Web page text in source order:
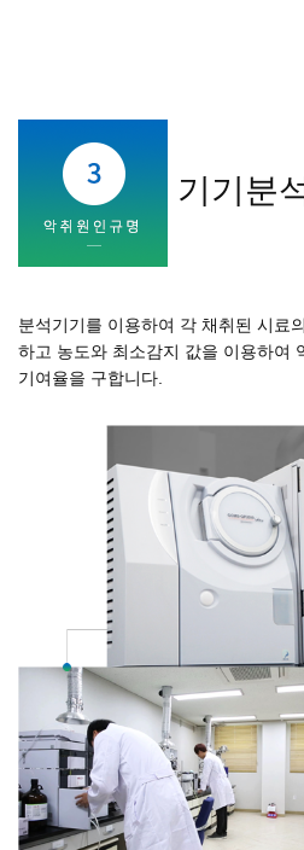
기기분
분석기기를 이용하여 각 채취된 시료
하고 농도와 최소감지 값을 이용하여
기여율을 구합니다.